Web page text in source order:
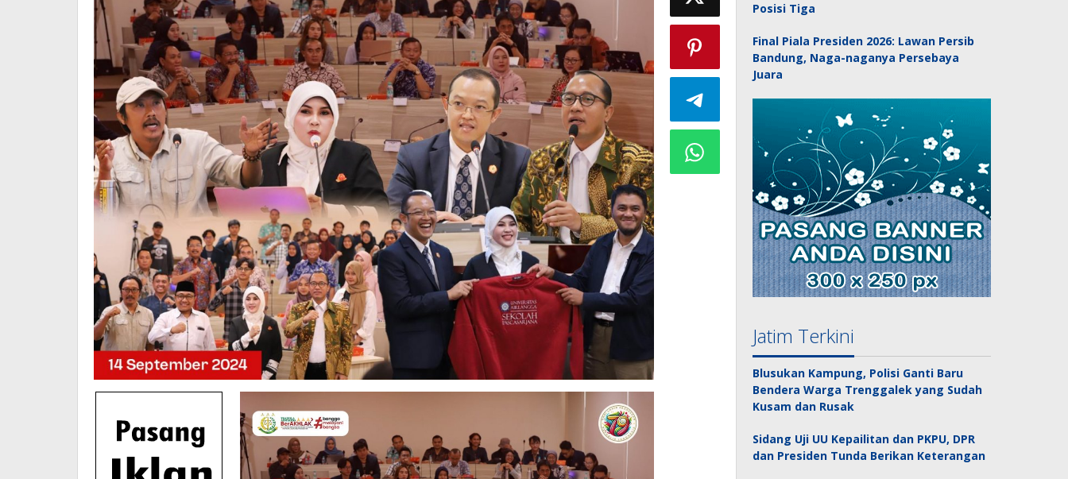
Posisi Tiga
Final Piala Presiden 2026: Lawan Persib
Bandung, Naga-naganya Persebaya
Juara
Jatim Terkini
Blusukan Kampung, Polisi Ganti Baru
Bendera Warga Trenggalek yang Sudah
Kusam dan Rusak
Sidang Uji UU Kepailitan dan PKPU, DPR
dan Presiden Tunda Berikan Keterangan